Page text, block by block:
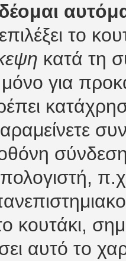
το
κατά τη
για
κουτάκι,
αυτό το